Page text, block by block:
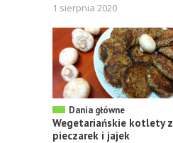
1 sierpnia 2020
Dania główne
Wegetariańskie kotlety z
pieczarek i jajek